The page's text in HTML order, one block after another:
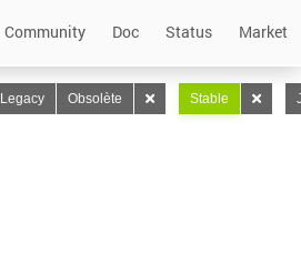
Community Doc Status Market
Legacy Obsolète Stable